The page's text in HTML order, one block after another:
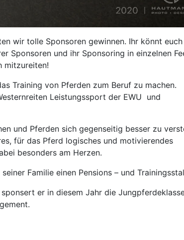
wir tolle Sponsoren gewinnen. Ihr könnt
Sponsoren und ihr Sponsoring in einzelnen
mitzureiten!
Training von Pferden zum Beruf zu machen.
Leistungssport der EWU und
und Pferden sich gegenseitig besser zu
für das Pferd logisches und motivierendes
besonders am Herzen.
Familie einen Pensions – und
er in diesem Jahr die